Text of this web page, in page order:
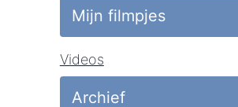
Mijn filmpjes
Videos
Archief